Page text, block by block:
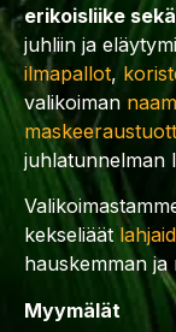
erikoisliike
juhliin ja
ilmapallot,
valikoiman
juhlatunnelman
kekseliäät
hauskemman ja
Myymälät